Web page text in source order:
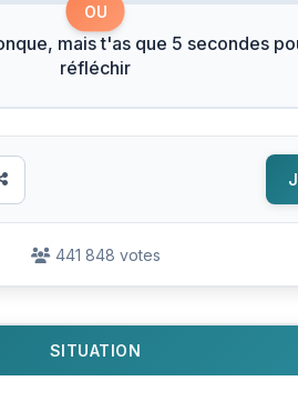
OU
mais t'as que 5 secondes
réfléchir
441 848 votes
SITUATION